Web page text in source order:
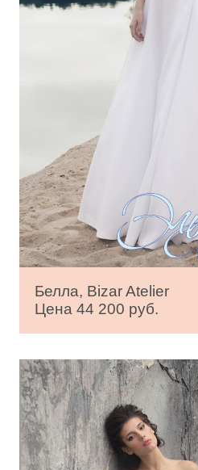
Белла, Bizar Atelier
Цена 44 200 руб.